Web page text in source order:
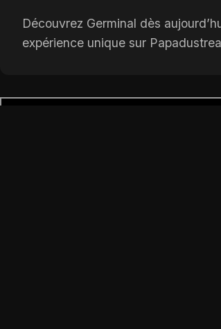
Découvrez Germinal dès
expérience unique sur